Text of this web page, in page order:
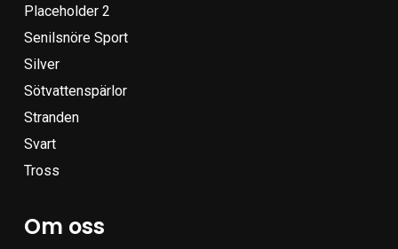
Placeholder 2
Senilsnöre Sport
Silver
Sötvattenspärlor
Stranden
Svart
Tross
Om oss